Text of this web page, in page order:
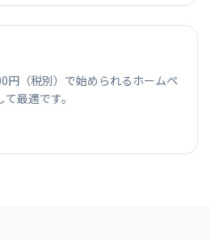
円（税別）で始められるホームペ
最適です。